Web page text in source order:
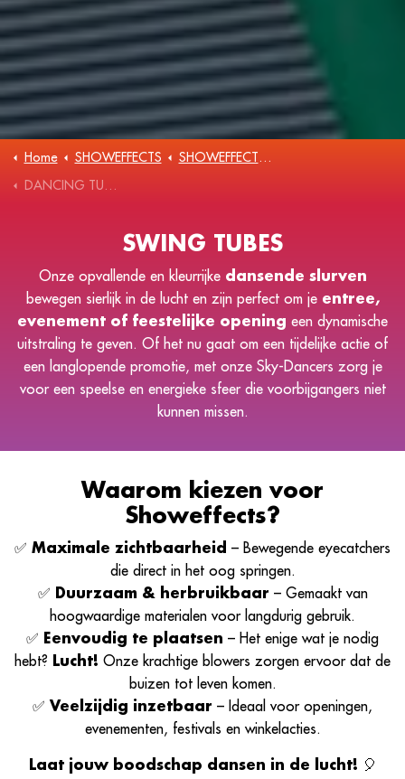
Home SHOWEFFECTS SHOWEFFECTS SHOWS
DANCING TUBES
SWING TUBES
Onze opvallende en kleurrijke dansende slurven
bewegen sierlijk in de lucht en zijn perfect om je entree,
evenement of feestelijke opening een dynamische
uitstraling te geven. Of het nu gaat om een tijdelijke actie of
een langlopende promotie, met onze Sky-Dancers zorg je
voor een speelse en energieke sfeer die voorbijgangers niet
kunnen missen.
Waarom kiezen voor
Showeffects?
✅ Maximale zichtbaarheid – Bewegende eyecatchers
die direct in het oog springen.
✅
Duurzaam & herbruikbaar – Gemaakt van
hoogwaardige materialen voor langdurig gebruik.
✅
Eenvoudig te plaatsen – Het enige wat je nodig
hebt?
Lucht! Onze krachtige blowers zorgen ervoor dat de
buizen tot leven komen.
✅ Veelzijdig inzetbaar – Ideaal voor openingen,
evenementen, festivals en winkelacties.
Laat jouw boodschap dansen in de lucht! 🎈